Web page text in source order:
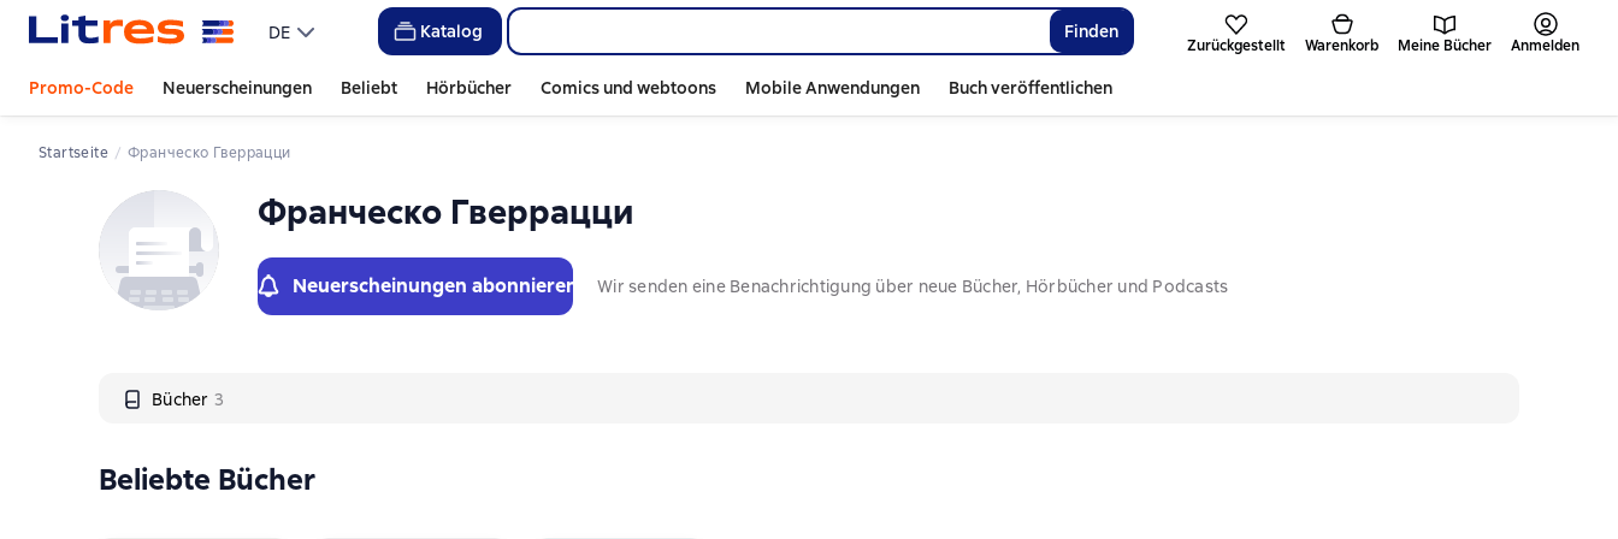
DE Katalog Finden
Zurückgestellt Warenkorb Meine Bücher Anmelden
Promo-Code Neuerscheinungen Beliebt Hörbücher Comics und webtoons Mobile Anwendungen Buch veröffentlichen
Startseite Франческо Гверрацци
Франческо Гверрацци
Neuerscheinungen abonnieren Wir senden eine Benachrichtigung über neue Bücher, Hörbücher und Podcasts
Bücher 3
Слайдер с книгами
Beliebte Bücher